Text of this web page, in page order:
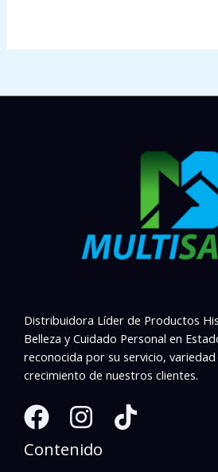
Distribuidora Líder de Productos
Belleza y Cuidado Personal en
reconocida por su servicio,
crecimiento de nuestros clientes.
Contenido